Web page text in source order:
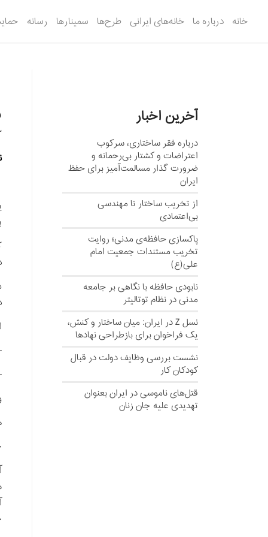
خانه درباره ما خانه‌های ایرانی طرح‌ها سمینارها رسانه
آخرین اخبار
درباره فقر ساختاری، سرکوب
اعتراضات و کشتار بی‌رحمانه و
ضرورت گذار مسالمت‌آمیز برای حفظ
ایران
از تخریب ساختار تا مهندسی
بی‌اعتمادی
پاکسازی حافظه‌ی مدنی؛ روایت
تخریب مستندات جمعیت امام
علی(ع)
نابودی حافظه با نگاهی بر جامعه
مدنی در نظام توتالیتر
نسل‌ Z در ایران: میان ساختار و کنش،
یک فراخوان برای بازطراحی نهادها
نشست بررسی وظایف دولت در قبال
کودکان کار
قتل‌های ناموسی در ایران بعنوان
تهدیدی علیه جان زنان